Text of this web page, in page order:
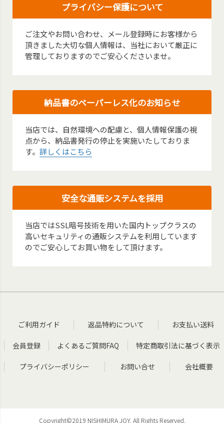
プライバシー保護について
ご注文やお問い合わせ、メール登録時にお客様から
頂きました大切な個人情報は、当社において厳正に
管理しておりますのでご安心くださいませ。
納品書のペーパーレス化のお知らせ
当店では、自然環境への配慮と、個人情報保護の視
点から、納品書発行の停止を実施いたしておりま
す。詳しくはこちら
安全な通販システムを採用
当店ではSSL暗号技術を用いた国内トップクラスの
高いセキュリティの通販システムを利用しています
のでご安心してお買い物をして頂けます。
ご利用ガイド 返品特約について お支払い送料
会員登録 よくあるご質問FAQ 特定商取引法に基づく表示
プライバシーポリシー お問い合せ 会社概要
Copyright©2019 NISHIMURA JOY. All Rights Reserved.